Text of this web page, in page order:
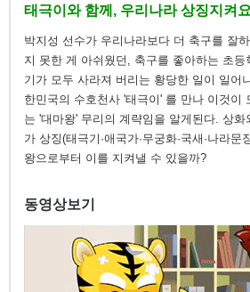
태극이와 함께, 우리나라 상징지켜
박지성 선수가 우리나라보다 더 축구를 잘
지 못한 게 아쉬웠던, 축구를 좋아하는 초등
기가 모두 사라져 버리는 황당한 일이 일어
한민국의 수호천사 '태극이' 를 만나 이것이
는 '대마왕' 무리의 계략임을 알게된다. 상
가 상징(태극기·애국가·무궁화·국새·나라
왕으로부터 이를 지켜낼 수 있을까?
동영상보기